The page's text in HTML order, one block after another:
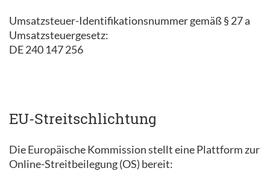
Umsatzsteuer-Identifikationsnummer gemäß § 27 a
Umsatzsteuergesetz:
DE 240 147 256
EU-Streitschlichtung
Die Europäische Kommission stellt eine Plattform zur
Online-Streitbeilegung (OS) bereit: